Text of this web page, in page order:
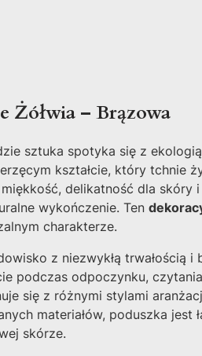
Żółwia – Brązowa
sztuka spotyka się z
kształcie, który tchnie
delikatność dla skóry
wykończenie. Ten
charakterze.
z niezwykłą trwałością i
podczas odpoczynku,
się z różnymi stylami
materiałów, poduszka jest
skórze.